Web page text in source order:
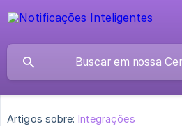
Artigos sobre: Integrações